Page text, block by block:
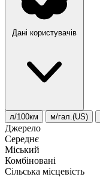
Дані користувачів
л/100км м/гал.(US)
Джерело
Середнє
Міський
Комбіновані
Сільська місцевість